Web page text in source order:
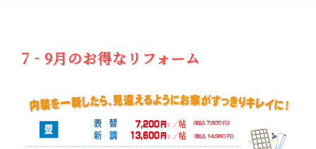
7‐9月のお得なリフォーム